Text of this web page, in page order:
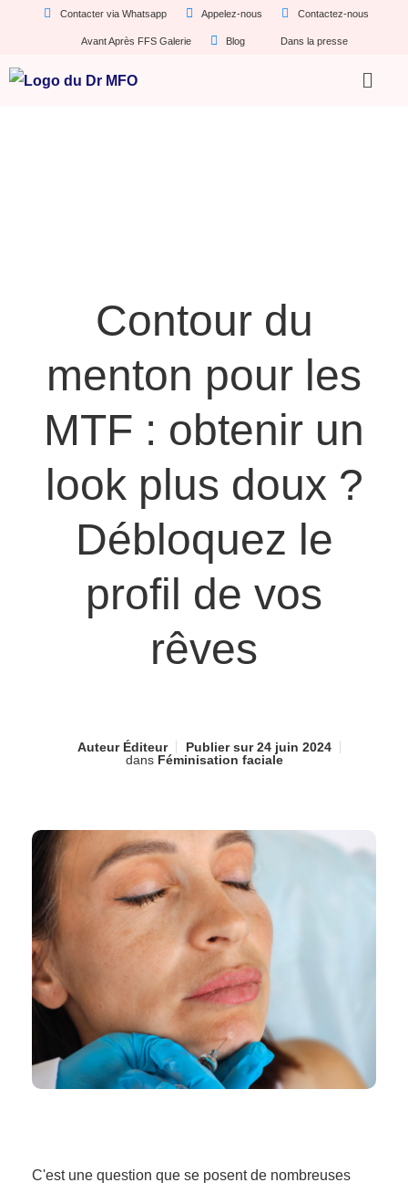
Contacter via Whatsapp Appelez-nous Contactez-nous
Avant Après FFS Galerie Blog Dans la presse
Contour du
menton pour les
MTF : obtenir un
look plus doux ?
Débloquez le
profil de vos
rêves
AuteurÉditeur Publier sur24 juin 2024
dans Féminisation faciale
C'est une question que se posent de nombreuses